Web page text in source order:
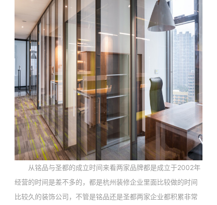
从铭品与圣都的成立时间来看两家品牌都是成立于2002年
经营的时间是差不多的，都是杭州装修企业里面比较做的时间
比较久的装饰公司，不管是铭品还是圣都两家企业都积累非常